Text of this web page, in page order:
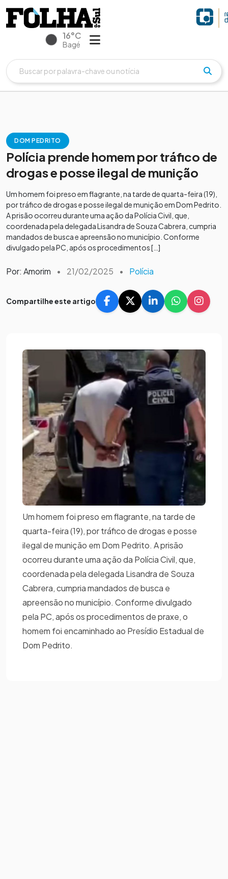
16°C
Bagé
DOM PEDRITO
Polícia prende homem por tráfico de
drogas e posse ilegal de munição
Um homem foi preso em flagrante, na tarde de quarta-feira (19),
por tráfico de drogas e posse ilegal de munição em Dom Pedrito.
A prisão ocorreu durante uma ação da Polícia Civil, que,
coordenada pela delegada Lisandra de Souza Cabrera, cumpria
mandados de busca e apreensão no município. Conforme
divulgado pela PC, após os procedimentos […]
Por: Amorim • 21/02/2025 • Polícia
Compartilhe este artigo
Um homem foi preso em flagrante, na tarde de
quarta-feira (19), por tráfico de drogas e posse
ilegal de munição em Dom Pedrito. A prisão
ocorreu durante uma ação da Polícia Civil, que,
coordenada pela delegada Lisandra de Souza
Cabrera, cumpria mandados de busca e
apreensão no município. Conforme divulgado
pela PC, após os procedimentos de praxe, o
homem foi encaminhado ao Presídio Estadual de
Dom Pedrito.